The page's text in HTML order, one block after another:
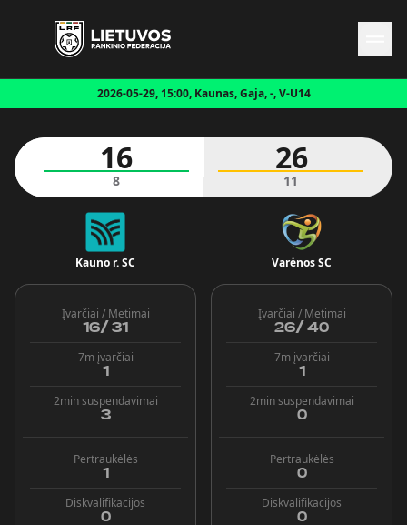
Naujienos
Federacija
Čempionatai
Kontaktai
Antidopingas
2026-05-29, 15:00, Kaunas, Gaja, -, V-U14
Kauno r. SC
16 26
8 11
Varėnos SC
Įvarčiai / Metimai
16/ 31
7m įvarčiai
1
2min suspendavimai
3
Pertraukėlės
1
Diskvalifikacijos
0
Įvarčiai / Metimai
26/ 40
7m įvarčiai
1
2min suspendavimai
0
Pertraukėlės
0
Diskvalifikacijos
0